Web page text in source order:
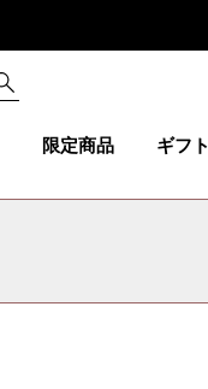
限定商品 ギフト